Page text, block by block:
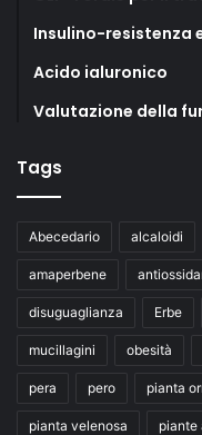
Insulino-resistenza
Acido ialuronico
Valutazione della
Tags
Abecedario alcaloidi
amaperbene
disuguaglianza Erbe
mucillagini obesità
pera pero pianta
pianta velenosa piante